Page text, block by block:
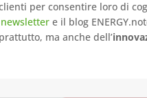
per consentire loro di
newsletter e il blog
ma anche dell’